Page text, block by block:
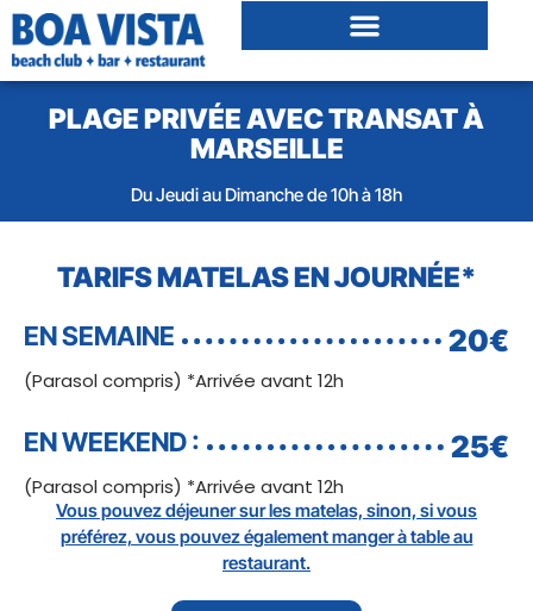
PLAGE PRIVÉE AVEC TRANSAT À
MARSEILLE
Du Jeudi au Dimanche de 10h à 18h
TARIFS MATELAS EN JOURNÉE*
EN SEMAINE 20€
(Parasol compris) *Arrivée avant 12h
EN WEEKEND : 25€
(Parasol compris) *Arrivée avant 12h
Vous pouvez déjeuner sur les matelas, sinon, si vous
préférez, vous pouvez également manger à table au
restaurant.